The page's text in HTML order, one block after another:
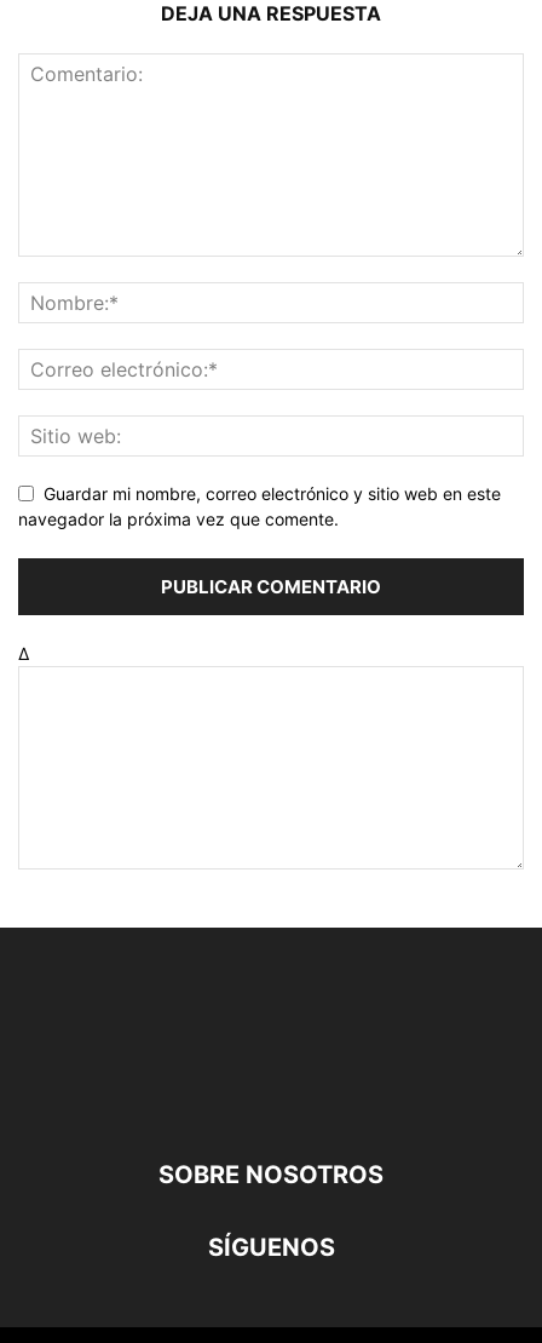
DEJA UNA RESPUESTA
Guardar mi nombre, correo electrónico y sitio web en este
navegador la próxima vez que comente.
Δ
SOBRE NOSOTROS
SÍGUENOS